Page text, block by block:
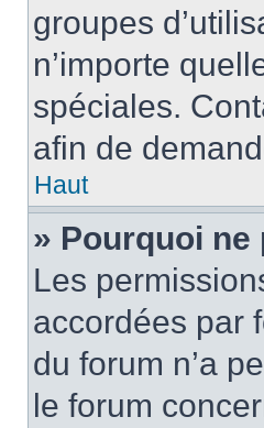
groupes
n’importe
spéciales.
afin de
Haut
» Pourquoi
Les
accordées par
du forum n’a
le forum